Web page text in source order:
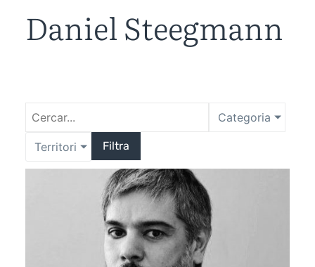
Daniel Steegmann
Categoria
Territori Filtra